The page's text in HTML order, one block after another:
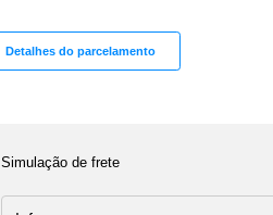
Detalhes do parcelamento
Simulação de frete